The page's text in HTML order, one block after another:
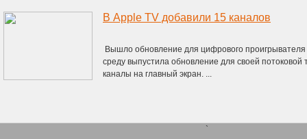
В Apple TV добавили 15 каналов
Вышло обновление для цифрового
среду выпустила обновление для своей потоковой
каналы на главный экран. ...
`